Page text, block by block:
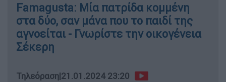
Famagusta: Μία πατρίδα κομμένη
στα δύο, σαν μάνα που το παιδί της
αγνοείται - Γνωρίστε την οικογένεια
Σέκερη
Τηλεόραση|21.01.2024 23:20